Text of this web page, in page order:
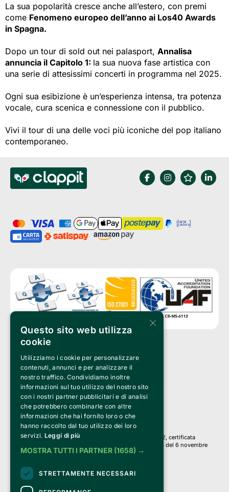
La sua popolarità cresce anche all’estero, con premi
come Fenomeno europeo dell’anno ai Los40 Awards
in Spagna.
Dopo un tour di sold out nei palasport, Annalisa
annuncia il Capitolo 1: la sua nuova fase artistica con
una serie di attesissimi concerti in programma nel 2025.
Ogni sua esibizione è un’esperienza intensa, tra potenza
vocale, cura scenica e connessione con il pubblico.
Vivi il tour di una delle voci più iconiche del pop italiano
contemporaneo.
Clappit è un marchio di proprietà di:
Bemils Srl
a Socio Unico
Via Fosse Ardeatine, 4 -20092 Cinisello Balsamo (MI)
PI 05589050961
Iscr. C.C.I.A.A. Milano R.E.A. 1833471
© 2010-2025 Bemils Srl - Tutti i diritti riservati
Credits:
Clappit è basato sulla piattaforma di biglietteria Belive 6.2, certificata
dall’Agenzia delle Entrate con protocollo n. 2025/445474 del 6 novembre
2025.
Su Clappit i tuoi acquisti ed i tuoi dati
sono sicuri e protetti da un certificato SSL
con crittografia a 128 bit.
×
Questo sito web utilizza
cookie
Utilizziamo i cookie per personalizzare
contenuti, annunci e per analizzare il
nostro traffico. Condividiamo inoltre
informazioni sul tuo utilizzo del nostro sito
con i nostri partner pubblicitari e di analisi
che potrebbero combinarle con altre
informazioni che hai fornito loro o che
hanno raccolto dal tuo utilizzo dei loro
servizi. Leggi di più
MOSTRA TUTTI I PARTNER (1658) →
STRETTAMENTE NECESSARI